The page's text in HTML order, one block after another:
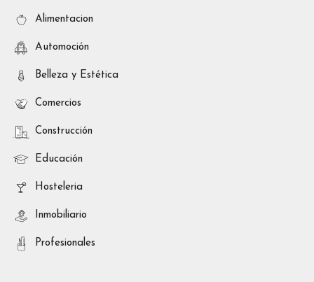
Alimentacion
Automoción
Belleza y Estética
Comercios
Construcción
Educación
Hosteleria
Inmobiliario
Profesionales